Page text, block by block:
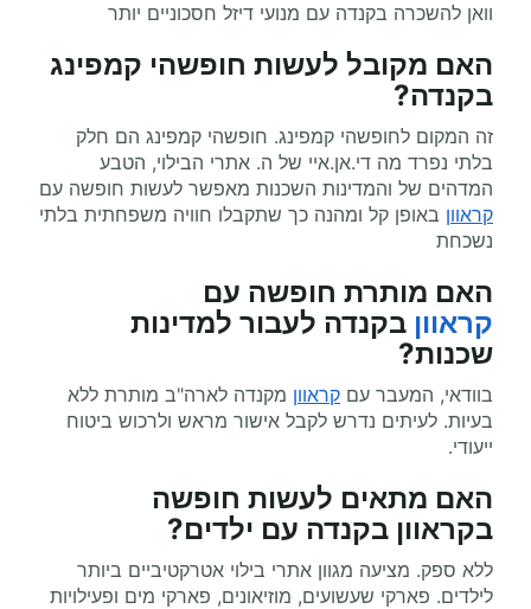
וואן להשכרה בקנדה עם מנועי דיזל חסכוניים יותר
האם מקובל לעשות חופשהי קמפינג
בקנדה?
זה המקום לחופשהי קמפינג. חופשהי קמפינג הם חלק
בלתי נפרד מה די.אן.איי של ה. אתרי הבילוי, הטבע
המדהים של והמדינות השכנות מאפשר לעשות חופשה עם
קראוון באופן קל ומהנה כך שתקבלו חוויה משפחתית בלתי
נשכחת
האם מותרת חופשה עם
קראוון בקנדה לעבור למדינות
שכנות?
בוודאי, המעבר עם קראוון מקנדה לארה"ב מותרת ללא
בעיות. לעיתים נדרש לקבל אישור מראש ולרכוש ביטוח
ייעודי.
האם מתאים לעשות חופשה
בקראוון בקנדה עם ילדים?
ללא ספק. מציעה מגוון אתרי בילוי אטרקטיביים ביותר
לילדים. פארקי שעשועים, מוזיאונים, פארקי מים ופעילויות